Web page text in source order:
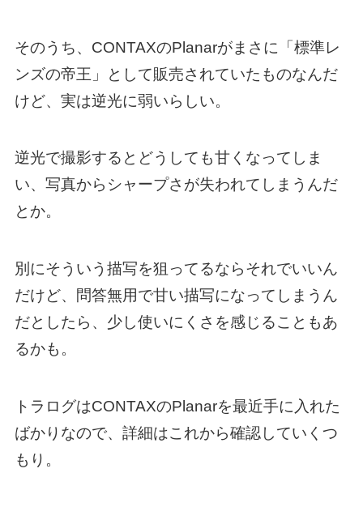
そのうち、CONTAXのPlanarがまさに「標準レ
ンズの帝王」として販売されていたものなんだ
けど、実は逆光に弱いらしい。
逆光で撮影するとどうしても甘くなってしま
い、写真からシャープさが失われてしまうんだ
とか。
別にそういう描写を狙ってるならそれでいいん
だけど、問答無用で甘い描写になってしまうん
だとしたら、少し使いにくさを感じることもあ
るかも。
トラログはCONTAXのPlanarを最近手に入れた
ばかりなので、詳細はこれから確認していくつ
もり。